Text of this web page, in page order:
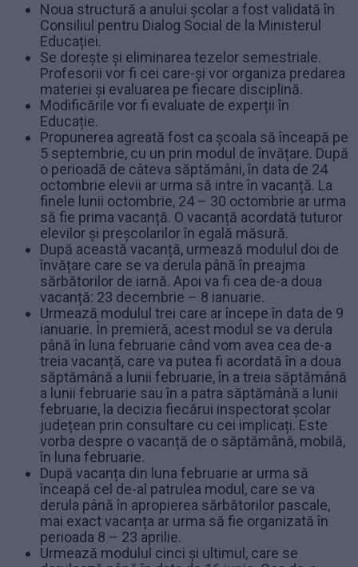
Noua structură a anului școlar a fost validată în
Consiliul pentru Dialog Social de la Ministerul
Educației.
Se dorește și eliminarea tezelor semestriale.
Profesorii vor fi cei care-și vor organiza predarea
materiei și evaluarea pe fiecare disciplină.
Modificările vor fi evaluate de experții în
Educație.
Propunerea agreată fost ca școala să înceapă pe
5 septembrie, cu un prin modul de învățare. După
o perioadă de câteva săptămâni, în data de 24
octombrie elevii ar urma să intre în vacanță. La
finele lunii octombrie, 24 – 30 octombrie ar urma
să fie prima vacanță. O vacanță acordată tuturor
elevilor și preșcolarilor în egală măsură.
După această vacanță, urmează modulul doi de
învățare care se va derula până în preajma
sărbătorilor de iarnă. Apoi va fi cea de-a doua
vacanță: 23 decembrie – 8 ianuarie.
Urmează modulul trei care ar începe în data de 9
ianuarie. În premieră, acest modul se va derula
până în luna februarie când vom avea cea de-a
treia vacanță, care va putea fi acordată în a doua
săptămână a lunii februarie, în a treia săptămână
a lunii februarie sau în a patra săptămână a lunii
februarie, la decizia fiecărui inspectorat școlar
județean prin consultare cu cei implicați. Este
vorba despre o vacanță de o săptămână, mobilă,
în luna februarie.
După vacanța din luna februarie ar urma să
înceapă cel de-al patrulea modul, care se va
derula până în apropierea sărbătorilor pascale,
mai exact vacanța ar urma să fie organizată în
perioada 8 – 23 aprilie.
Urmează modulul cinci și ultimul, care se